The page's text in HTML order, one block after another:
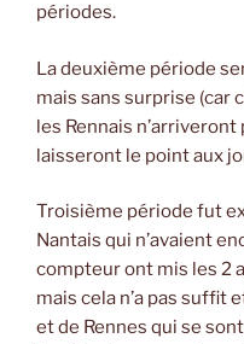
périodes.
La deuxième période
mais sans surprise (car
les Rennais
laisseront le point aux
Troisième période fut
Nantais qui n’avaient
compteur ont mis les 2
mais cela n’a pas suffit
et de Rennes qui se